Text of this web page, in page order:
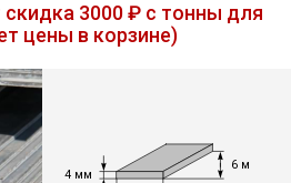
скидка 3000 ₽ с тонны для
цены в корзине)
4 мм
6 м